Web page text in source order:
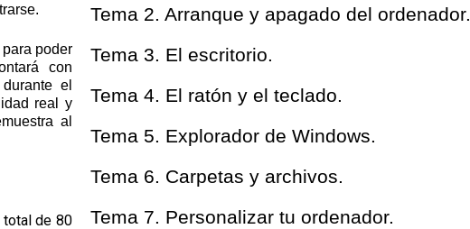
poder
con
el
real y
al
total de 80
Tema 2. Arranque y apagado del ordenador.
Tema 3. El escritorio.
Tema 4. El ratón y el teclado.
Tema 5. Explorador de Windows.
Tema 6. Carpetas y archivos.
Tema 7. Personalizar tu ordenador.